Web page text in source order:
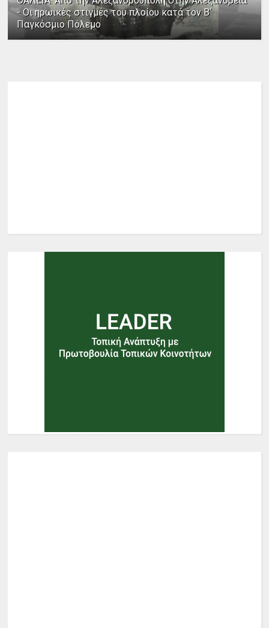
- Οι ηρωικές στιγμές του πλοίου κατά τον Β΄
Παγκόσμιο Πόλεμο